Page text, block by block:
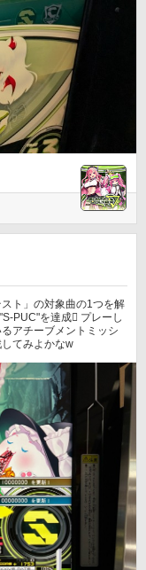
ト」の対象曲の1つを解
PUC"を達成󾮔️ プレーし
アチーブメントミッシ
てみよかなw